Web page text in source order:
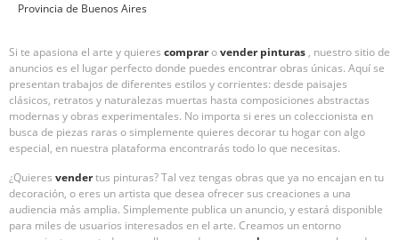
Provincia de Buenos Aires
Si te apasiona el arte y quieres comprarovenderpinturas , nuestro sitio de
anuncios es el lugar perfecto donde puedes encontrar obras únicas. Aquí se
presentan trabajos de diferentes estilos y corrientes: desde paisajes
clásicos, retratos y naturalezas muertas hasta composiciones abstractas
modernas y obras experimentales. No importa si eres un coleccionista en
busca de piezas raras o simplemente quieres decorar tu hogar con algo
especial, en nuestra plataforma encontrarás todo lo que necesitas.
¿Quieres vendertus pinturas? Tal vez tengas obras que ya no encajan en tu
decoración, o eres un artista que desea ofrecer sus creaciones a una
audiencia más amplia. Simplemente publica un anuncio, y estará disponible
para miles de usuarios interesados en el arte. Creamos un entorno